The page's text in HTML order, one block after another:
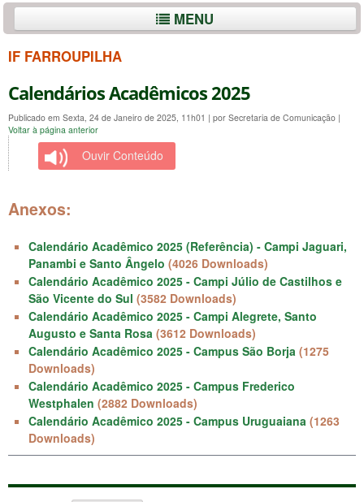
MENU
IF FARROUPILHA
Calendários Acadêmicos 2025
Publicado em Sexta, 24 de Janeiro de 2025, 11h01 | por Secretaria de Comunicação |
Voltar à página anterior
Ouvir Conteúdo
Anexos:
Calendário Acadêmico 2025 (Referência) - Campi Jaguari,
Panambi e Santo Ângelo (4026 Downloads)
Calendário Acadêmico 2025 - Campi Júlio de Castilhos e
São Vicente do Sul (3582 Downloads)
Calendário Acadêmico 2025 - Campi Alegrete, Santo
Augusto e Santa Rosa (3612 Downloads)
Calendário Acadêmico 2025 - Campus São Borja (1275
Downloads)
Calendário Acadêmico 2025 - Campus Frederico
Westphalen (2882 Downloads)
Calendário Acadêmico 2025 - Campus Uruguaiana (1263
Downloads)